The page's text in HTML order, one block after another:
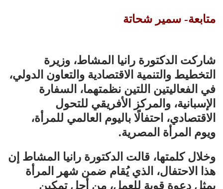
متابعة- سمير شحاتة
شاركت الدكتورة رانيا المشاط، وزيرة
التخطيط والتنمية الاقتصادية والتعاون الدولي،
في الفعاليتين اللتين نظمتهما، السفارة
الإسبانية، والمركز الأفريقي للتحول
الاقتصادي، احتفالًا باليوم العالمي للمرأة،
ويوم المرأة المصرية.
وخلال كلمتها، قالت الدكتورة رانيا المشاط إن
هذا الاحتفال، الذي يُقام ضمن شهر المرأة
يمثل دعوة قوية للعمل، من أجل تمكين